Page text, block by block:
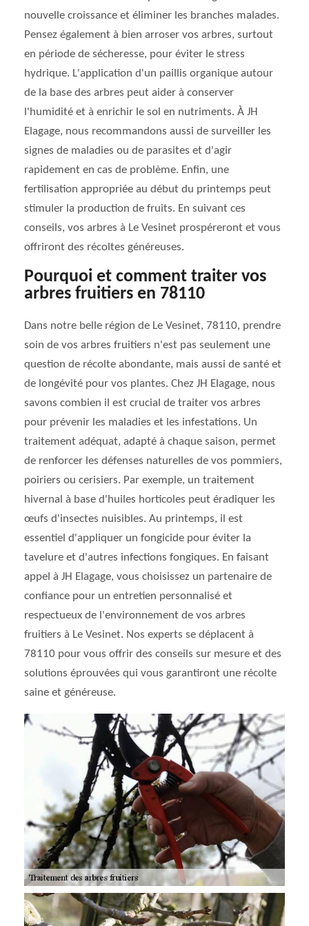
nouvelle croissance et éliminer les branches malades.
Pensez également à bien arroser vos arbres, surtout
en période de sécheresse, pour éviter le stress
hydrique. L'application d'un paillis organique autour
de la base des arbres peut aider à conserver
l'humidité et à enrichir le sol en nutriments. À JH
Elagage, nous recommandons aussi de surveiller les
signes de maladies ou de parasites et d'agir
rapidement en cas de problème. Enfin, une
fertilisation appropriée au début du printemps peut
stimuler la production de fruits. En suivant ces
conseils, vos arbres à Le Vesinet prospéreront et vous
offriront des récoltes généreuses.
Pourquoi et comment traiter vos
arbres fruitiers en 78110
Dans notre belle région de Le Vesinet, 78110, prendre
soin de vos arbres fruitiers n'est pas seulement une
question de récolte abondante, mais aussi de santé et
de longévité pour vos plantes. Chez JH Elagage, nous
savons combien il est crucial de traiter vos arbres
pour prévenir les maladies et les infestations. Un
traitement adéquat, adapté à chaque saison, permet
de renforcer les défenses naturelles de vos pommiers,
poiriers ou cerisiers. Par exemple, un traitement
hivernal à base d'huiles horticoles peut éradiquer les
œufs d'insectes nuisibles. Au printemps, il est
essentiel d'appliquer un fongicide pour éviter la
tavelure et d'autres infections fongiques. En faisant
appel à JH Elagage, vous choisissez un partenaire de
confiance pour un entretien personnalisé et
respectueux de l'environnement de vos arbres
fruitiers à Le Vesinet. Nos experts se déplacent à
78110 pour vous offrir des conseils sur mesure et des
solutions éprouvées qui vous garantiront une récolte
saine et généreuse.